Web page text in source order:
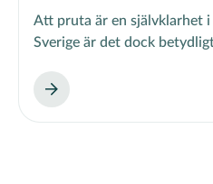
Att pruta är en självklarhet i
Sverige är det dock